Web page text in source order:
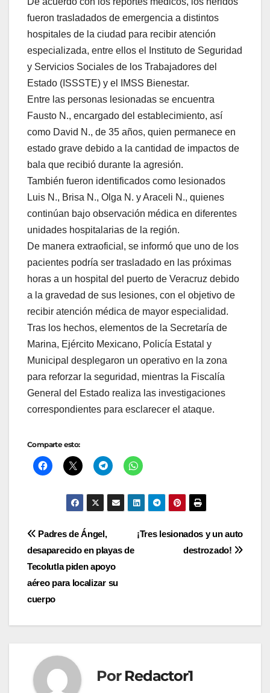
fueron trasladados de emergencia a distintos
hospitales de la ciudad para recibir atención
especializada, entre ellos el Instituto de Seguridad
y Servicios Sociales de los Trabajadores del
Estado (ISSSTE) y el IMSS Bienestar.
Entre las personas lesionadas se encuentra
Fausto N., encargado del establecimiento, así
como David N., de 35 años, quien permanece en
estado grave debido a la cantidad de impactos de
bala que recibió durante la agresión.
También fueron identificados como lesionados
Luis N., Brisa N., Olga N. y Araceli N., quienes
continúan bajo observación médica en diferentes
unidades hospitalarias de la región.
De manera extraoficial, se informó que uno de los
pacientes podría ser trasladado en las próximas
horas a un hospital del puerto de Veracruz debido
a la gravedad de sus lesiones, con el objetivo de
recibir atención médica de mayor especialidad.
Tras los hechos, elementos de la Secretaría de
Marina, Ejército Mexicano, Policía Estatal y
Municipal desplegaron un operativo en la zona
para reforzar la seguridad, mientras la Fiscalía
General del Estado realiza las investigaciones
correspondientes para esclarecer el ataque.
Comparte esto:
Navegación
de
entradas
¡Tres lesionados y un auto
destrozado!
Padres de Ángel,
desaparecido en playas de
Tecolutla piden apoyo
aéreo para localizar su
cuerpo
Por Redactor1